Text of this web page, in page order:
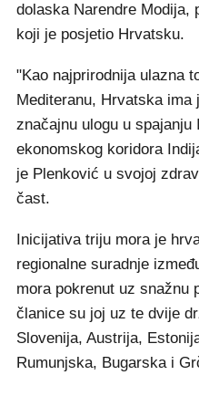
dolaska Narendre Modija,
koji je posjetio Hrvatsku.
"Kao najprirodnija ulazna
Mediteranu, Hrvatska ima
značajnu ulogu u
ekonomskog koridora
je Plenković u svojoj
čast.
Inicijativa triju mora je
regionalne suradnje
mora pokrenut uz snažnu
članice su joj uz te dvije
Slovenija, Austrija,
Rumunjska, Bugarska i